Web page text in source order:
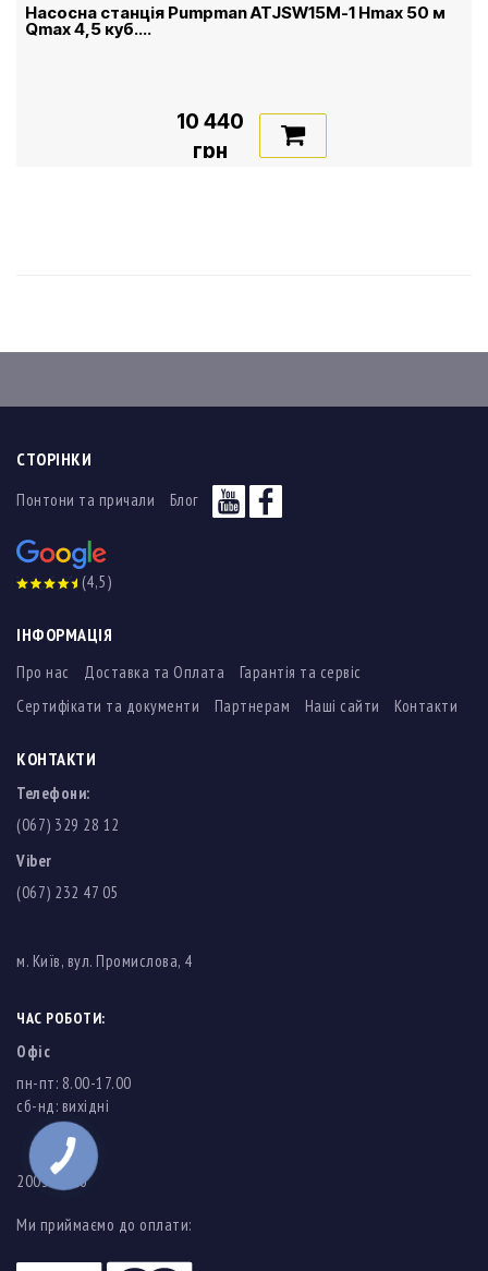
Насосна станція Pumpman ATJSW15M-1 Нmax 50 м
Qmax 4,5 куб....
10 440
грн
СТОРІНКИ
Понтони та причали Блог
(4,5)
ІНФОРМАЦІЯ
Про нас Доставка та Оплата
Гарантія та сервіс
Сертифікати та документи
Партнерам Наші сайти Контакти
КОНТАКТИ
Телефони:
(067) 329 28 12
Viber
(067) 232 47 05
м. Київ, вул. Промислова, 4
ЧАС РОБОТИ:
Офіс
пн-пт: 8.00-17.00
cб-нд: вихідні
2003-2026
Ми приймаємо до оплати: